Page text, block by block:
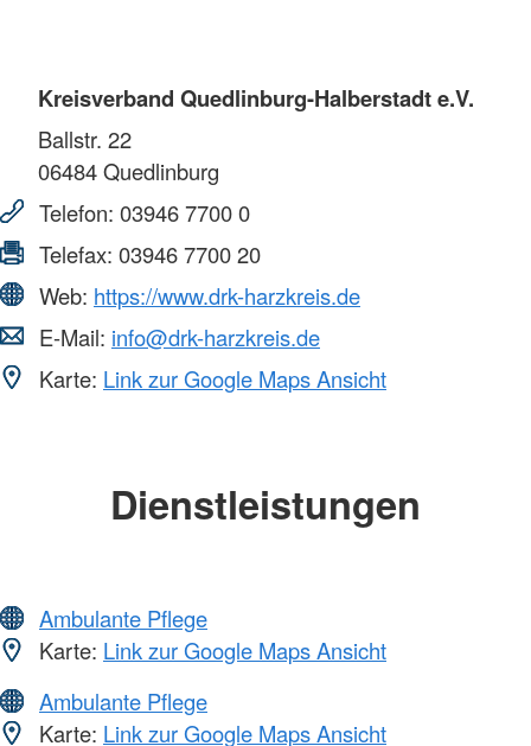
Kreisverband Quedlinburg-Halberstadt e.V.
Ballstr. 22
06484Quedlinburg
Telefon: 03946 7700 0
Telefax: 03946 7700 20
Web: https://www.drk-harzkreis.de
E-Mail: info@drk-harzkreis.de
Karte: Link zur Google Maps Ansicht
Dienstleistungen
Ambulante Pflege
Karte: Link zur Google Maps Ansicht
Ambulante Pflege
Karte: Link zur Google Maps Ansicht